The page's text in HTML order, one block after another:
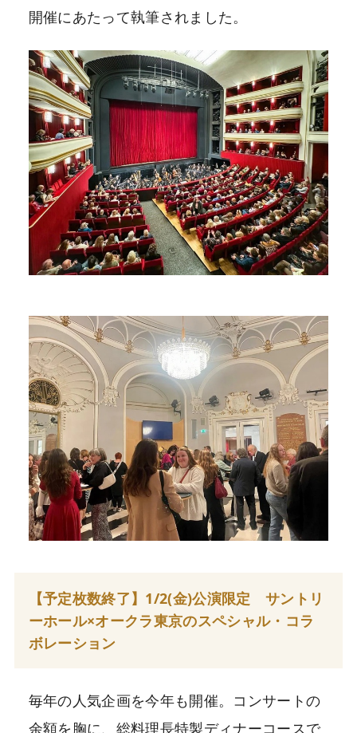
開催にあたって執筆されました。
【予定枚数終了】1/2(金)公演限定 サントリ
ーホール×オークラ東京のスペシャル・コラ
ボレーション
毎年の人気企画を今年も開催。コンサートの
余額を胸に、総料理長特製ディナーコースで